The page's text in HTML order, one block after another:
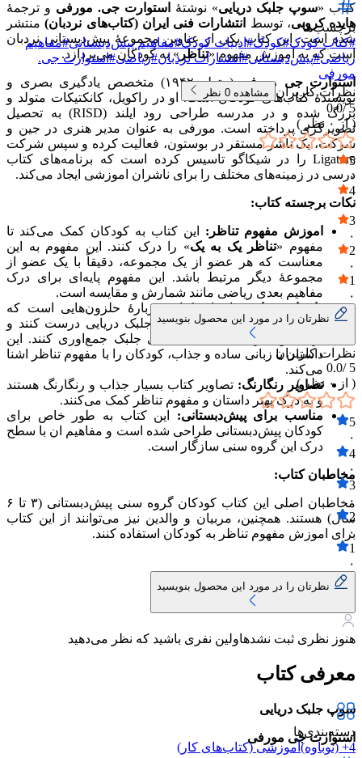
کتاب «سوپ جلبک دریایی» نوشتهٔ استوارت جی. مورفی و ترجمهٔ
هایده کروبی، توسط انتشارات فنی ایران (کتاب‌های نردبان)منتشر
شده است. این کتاب یکی از عناوین مجموعهٔ پیش‌دبستانی نردبان
است که به اموزش مفهوم «تناظر » به کودکان می‌پردازد.
استوارت جی مورفی
(متولد ۱۹۴۲) متخصص یادگیری بصری و
نویسندهٔ کتاب‌های کودکان است. او در راکویل، کانکتیکات متولد و
بزرگ شده و در مدرسه طراحی رود ایلند (RISD) به تحصیل
تصویرگری پرداخته است. مورفی به عنوان مدیر هنری در جین و
شرکت، یک ناشر مستقر در بوستون، فعالیت کرده و سپس شرکت
Ligature را در شیکاگو تاسیس کرده است که برنامه‌های کتاب
درسی در زمینه‌های مختلف را برای ناشران اموزشی ایجاد می‌کند.
نکات برجسته کتاب:
اموزش مفهوم تناظر: این کتاب به کودکان کمک می‌کند تا
مفهوم «تناظر یک به یک» را درک کنند. این مفهوم به این
معناست که هر عضو از یک مجموعه، دقیقاً با یک عضو از
مجموعهٔ دیگر مرتبط باشد. این مفهوم پایه‌ای برای درک
مفاهیم بعدی ریاضی مانند شمارش و مقایسه است.
داستان جذاب:داستان کتاب دربارهٔ حلزون‌هایی است که
می‌خواهند برای خودشان سوپ جلبک دریایی درست کنند و
برای این کار، باید به تعداد کافی جلبک جمع‌اوری کنند. این
داستان با زبانی ساده و جذاب، کودکان را با مفهوم تناظر اشنا
می‌کند.
تصاویر رنگارنگ:تصاویر کتاب بسیار جذاب و رنگارنگ هستند
و به درک بهتر داستان و مفهوم تناظر کمک می‌کنند.
مناسب برای پیش‌دبستانی:
این کتاب به طور خاص برای
کودکان پیش‌دبستانی طراحی شده است و مفاهیم ان با سطح
درک این گروه سنی سازگار است.
مخاطبان کتاب:
مخاطبان اصلی این کتاب کودکان گروه سنی پیش‌دبستانی (۳ تا ۶
سال) هستند. همچنین، مربیان و والدین نیز می‌توانند از این کتاب
برای اموزش مفهوم تناظر به کودکان استفاده کنند.
برچسب‌ها
#کتاب کودک#کودک#ادبیات کودک#مفاهیم پیش‌دبستانی#مفاهیم
ریاضی#پیش‌دبستانی#انتشارات نردبان#ریاضی#استوارت جی.
مورفی
نظرات کاربران
مشاهده 0 نظر
5 /
0.0
( از ۰ نظر )
5
۰
4
۰
3
۰
2
۰
1
۰
نظرتان را در مورد این محصول بنویسید
نظرات کاربران
5 /
0.0
( از ۰ نظر )
5
۰
4
۰
3
۰
2
۰
1
۰
نظرتان را در مورد این محصول بنویسید
هنوز نظری ثبت نشدهاولین نفری باشید که نظر می‌دهید
معرفی کتاب
سوپ جلبک دریایی
استوارت جی مورفی
دسته‌بندی‌ها
4+ (نوباوه)
آموزشی (کتاب‌های کار)